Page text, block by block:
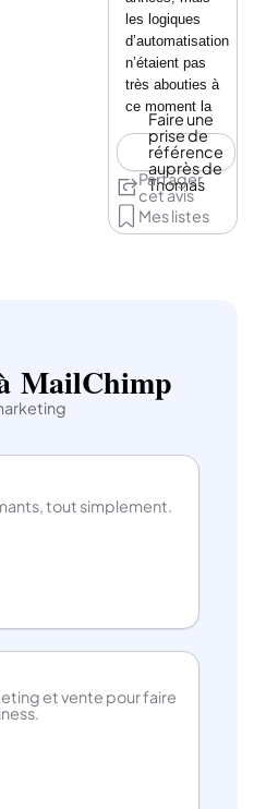
les logiques
d’automatisation
n’étaient pas
très abouties à
ce moment la
Faire une
prise de
référence
auprès de
Thomas
Partager
cet avis
Mes listes
MailChimp
tout simplement.
et vente pour faire